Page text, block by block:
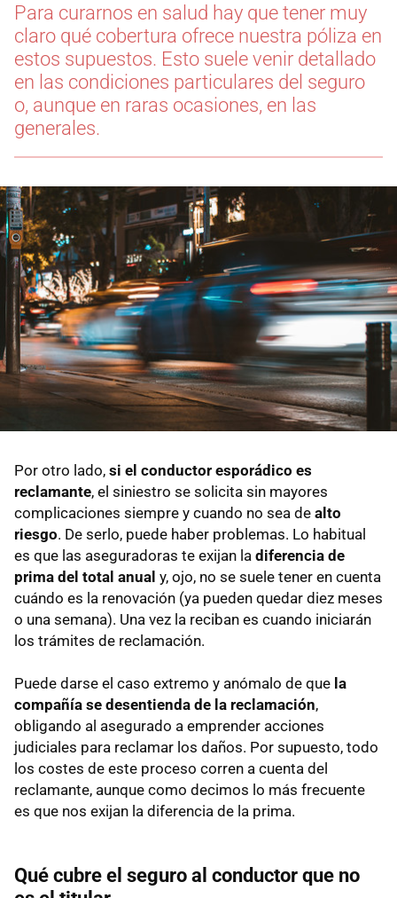
Para curarnos en salud hay que tener muy
claro qué cobertura ofrece nuestra póliza en
estos supuestos. Esto suele venir detallado
en las condiciones particulares del seguro
o, aunque en raras ocasiones, en las
generales.
Por otro lado, si el conductor esporádico es
reclamante, el siniestro se solicita sin mayores
complicaciones siempre y cuando no sea de alto
riesgo. De serlo, puede haber problemas. Lo habitual
es que las aseguradoras te exijan la diferencia de
prima del total anual y, ojo, no se suele tener en cuenta
cuándo es la renovación (ya pueden quedar diez meses
o una semana). Una vez la reciban es cuando iniciarán
los trámites de reclamación.
Puede darse el caso extremo y anómalo de que la
compañía se desentienda de la reclamación,
obligando al asegurado a emprender acciones
judiciales para reclamar los daños. Por supuesto, todo
los costes de este proceso corren a cuenta del
reclamante, aunque como decimos lo más frecuente
es que nos exijan la diferencia de la prima.
Qué cubre el seguro al conductor que no